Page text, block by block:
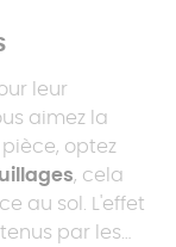
leur
aimez la
optez
, cela
au sol. L'effet
par les